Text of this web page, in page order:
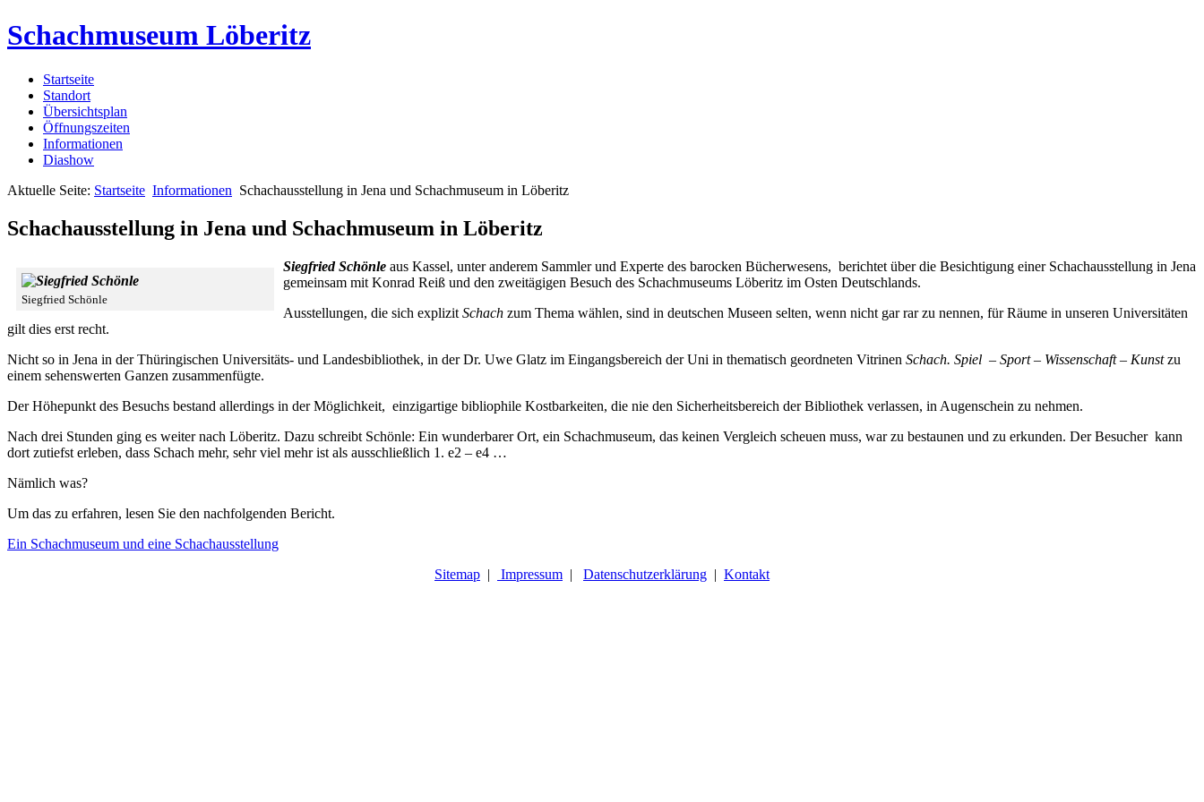
Schachmuseum Löberitz
Startseite
Standort
Übersichtsplan
Öffnungszeiten
Informationen
Diashow
Aktuelle Seite: Startseite Informationen Schachausstellung in Jena und Schachmuseum in Löberitz
Schachausstellung in Jena und Schachmuseum in Löberitz
Siegfried Schönle
Siegfried Schönle aus Kassel, unter anderem Sammler und Experte des barocken Bücherwesens, berichtet über die Besichtigung einer Schachausstellung in Jena
gemeinsam mit Konrad Reiß und den zweitägigen Besuch des Schachmuseums Löberitz im Osten Deutschlands.
Ausstellungen, die sich explizit Schach zum Thema wählen, sind in deutschen Museen selten, wenn nicht gar rar zu nennen, für Räume in unseren Universitäten
gilt dies erst recht.
Nicht so in Jena in der Thüringischen Universitäts- und Landesbibliothek, in der Dr. Uwe Glatz im Eingangsbereich der Uni in thematisch geordneten Vitrinen Schach. Spiel – Sport – Wissenschaft – Kunstzu
einem sehenswerten Ganzen zusammenfügte.
Der Höhepunkt des Besuchs bestand allerdings in der Möglichkeit, einzigartige bibliophile Kostbarkeiten, die nie den Sicherheitsbereich der Bibliothek verlassen, in Augenschein zu nehmen.
Nach drei Stunden ging es weiter nach Löberitz. Dazu schreibt Schönle: Ein wunderbarer Ort, ein Schachmuseum, das keinen Vergleich scheuen muss, war zu bestaunen und zu erkunden. Der Besucher kann
dort zutiefst erleben, dass Schach mehr, sehr viel mehr ist als ausschließlich 1. e2 – e4 …
Nämlich was?
Um das zu erfahren, lesen Sie den nachfolgenden Bericht.
Ein Schachmuseum und eine Schachausstellung
Sitemap | Impressum | Datenschutzerklärung | Kontakt